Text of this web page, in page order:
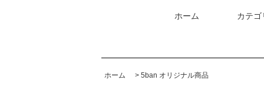
ホーム カテゴ
ホーム > 5ban オリジナル商品